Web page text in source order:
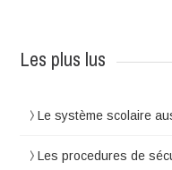
Les plus lus
Le système scolaire
Les procedures de